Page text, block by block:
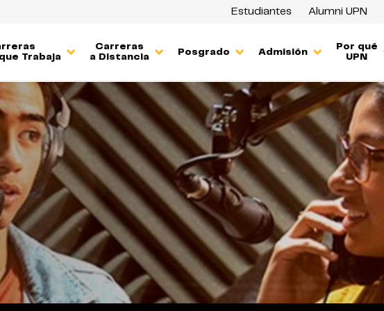
Estudiantes Alumni UPN
Trabaja
Carreras
a Distancia
Posgrado Admisión
Por qué
UPN